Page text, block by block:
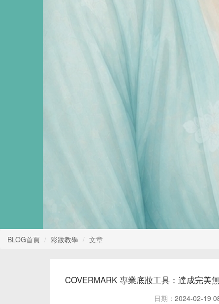
BLOG首頁 彩妝教學 文章
COVERMARK 專業底妝工具：達成完美
日期： 2024-02-19